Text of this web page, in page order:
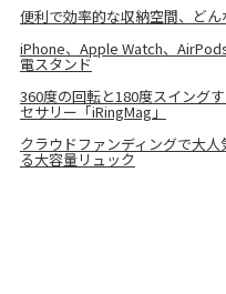
便利で効率的な収納空間、ど
iPhone、Apple Watch、
電スタンド
360度の回転と180度スイング
セサリー「iRingMag」
クラウドファンディングで大
る大容量リュック